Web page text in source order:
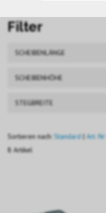
Filter
SCHEIBENLÄNGE
SCHEIBENHÖHE
STEGBREITE
Sortieren nach: Standard|Art. Nr
8 Artikel